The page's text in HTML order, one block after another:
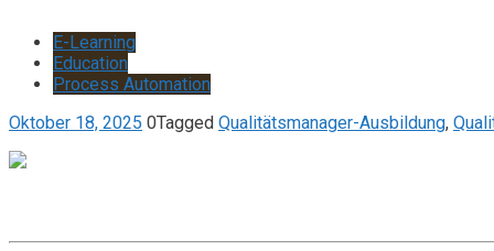
E-Learning
Education
Process Automation
Oktober 18, 2025 0Tagged Qualitätsmanager-Ausbildung,